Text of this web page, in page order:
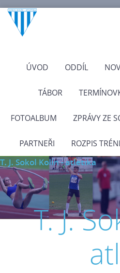
ÚVOD ODDÍL
TÁBOR
FOTOALBUM ZPRÁVY ZE
PARTNEŘI ROZPIS
T. J. Sokol Kolín - atletika
T. J.